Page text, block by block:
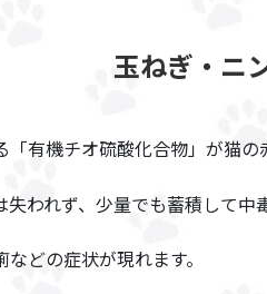
玉ねぎ・ニ
「有機チオ硫酸化合物」が猫の
われず、少量でも蓄積して中
どの症状が現れます。